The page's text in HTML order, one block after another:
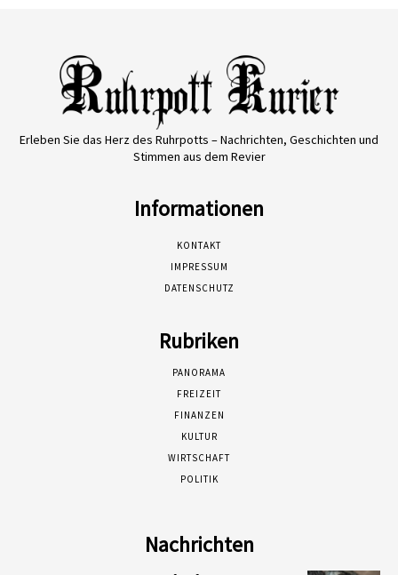
Erleben Sie das Herz des Ruhrpotts – Nachrichten, Geschichten und
Stimmen aus dem Revier
Informationen
KONTAKT
IMPRESSUM
DATENSCHUTZ
Rubriken
PANORAMA
FREIZEIT
FINANZEN
KULTUR
WIRTSCHAFT
POLITIK
Nachrichten